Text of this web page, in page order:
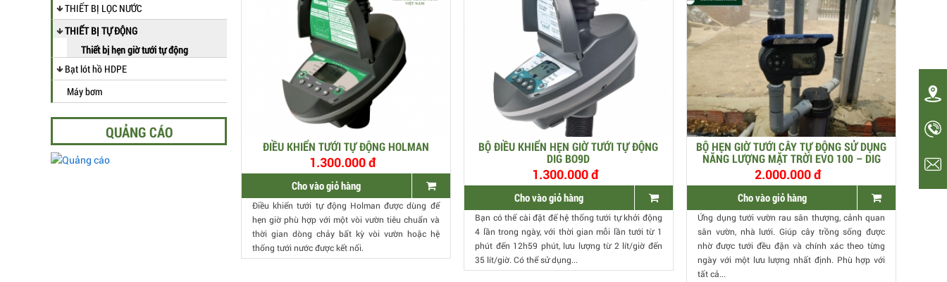
THIẾT BỊ LỌC NƯỚC
THIẾT BỊ TỰ ĐỘNG
Thiết bị hẹn giờ tưới tự động
Bạt lót hồ HDPE
Máy bơm
QUẢNG CÁO
ĐIỀU KHIỂN TƯỚI TỰ ĐỘNG HOLMAN
1.300.000 đ
Cho vào giỏ hàng
Điều khiển tưới tự động Holman được dùng để
hẹn giờ phù hợp với một vòi vườn tiêu chuẩn và
thời gian dòng chảy bất kỳ vòi vườn hoặc hệ
thống tưới nước được kết nối.
BỘ ĐIỀU KHIỂN HẸN GIỜ TƯỚI TỰ ĐỘNG
DIG BO9D
1.300.000 đ
Cho vào giỏ hàng
Bạn có thể cài đặt để hệ thống tưới tự khởi động
4 lần trong ngày, với thời gian mỗi lần tưới từ 1
phút đến 12h59 phút, lưu lượng từ 2 lít/giờ đến
35 lít/giờ. Có thể sử dụng...
BỘ HẸN GIỜ TƯỚI CÂY TỰ ĐỘNG SỬ DỤNG
NĂNG LƯỢNG MẶT TRỜI EVO 100 – DIG
2.000.000 đ
Cho vào giỏ hàng
Ứng dụng tưới vườn rau sân thượng, cảnh quan
sân vườn, nhà lưới. Giúp cây trồng sống được
nhờ được tưới đều đặn và chính xác theo từng
ngày với một lưu lượng nhất định. Phù hợp với
tất cả...